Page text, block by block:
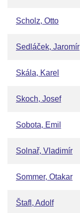
Scholz, Otto
Sedláček, Jaromír
Skála, Karel
Skoch, Josef
Sobota, Emil
Solnař, Vladimír
Sommer, Otakar
Štafl, Adolf